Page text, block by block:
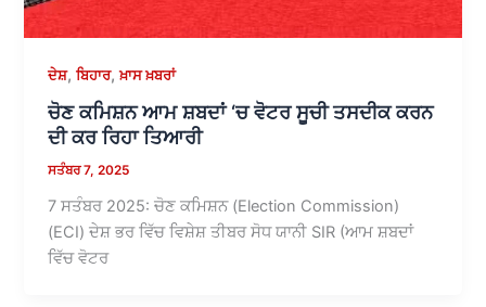
ਦੇਸ਼,ਬਿਹਾਰ,ਖ਼ਾਸ ਖ਼ਬਰਾਂ
ਚੋਣ ਕਮਿਸ਼ਨ ਆਮ ਸ਼ਬਦਾਂ ‘ਚ ਵੋਟਰ ਸੂਚੀ ਤਸਦੀਕ ਕਰਨ
ਦੀ ਕਰ ਰਿਹਾ ਤਿਆਰੀ
ਸਤੰਬਰ 7, 2025
7 ਸਤੰਬਰ 2025: ਚੋਣ ਕਮਿਸ਼ਨ (Election Commission)
(ECI) ਦੇਸ਼ ਭਰ ਵਿੱਚ ਵਿਸ਼ੇਸ਼ ਤੀਬਰ ਸੋਧ ਯਾਨੀ SIR (ਆਮ ਸ਼ਬਦਾਂ
ਵਿੱਚ ਵੋਟਰ